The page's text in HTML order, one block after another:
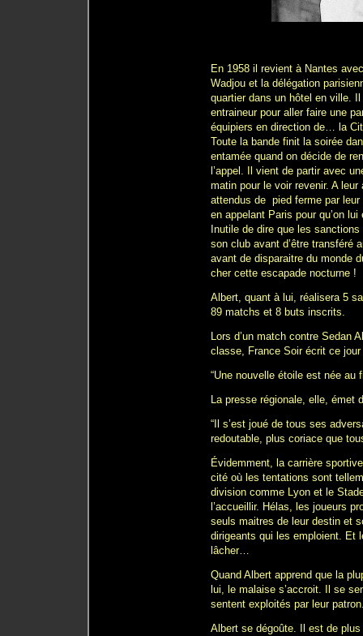
En 1958 il revient à Nantes
Wadjou et la délégation
quartier dans un hôtel en ville.
entraineur pour aller faire une
équipiers en direction de… la
Toute la bande finit la soirée
entamée quand on décide de
l’appel. Il vient de partir avec
matin pour le voir revenir. A
attendus de pied ferme par
en appelant Paris pour qu’on
Inutile de dire que les
son club avant d’être transféré
avant de disparaitre du monde
cher cette escapade nocturne !
Albert, quant à lui, réalisera 5
89 matchs et 8 buts inscrits.
Lors d’un match contre Sedan
classe, France Soir écrit ce
“Une nouvelle étoile est née au
La presse régionale, elle, émet
“Il s’est joué de tous ses
redoutable, plus coriace que
Évidemment, la carrière
cité où les tentations sont
division comme Lyon et le
l’accueillir. Hélas, les joueurs
seuls maitres de leur destin et
dirigeants qui les emploient. Et
lâcher…
Quand Albert apprend que la
lui, le malaise s’accroit. Il se
sentent exploités par leur
Albert se dégoûte. Il est de